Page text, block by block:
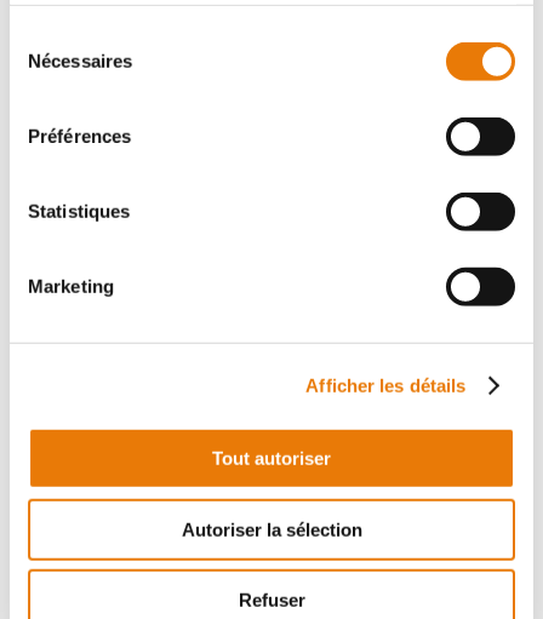
Nécessaires
Préférences
Statistiques
Marketing
Afficher les détails
Tout autoriser
Autoriser la sélection
Refuser
MÉRIGNAC HT/Mois
Consultimo vous propose un local professionnel à usage
de bureaux d'une surface utile de 78 m² + 12 m² de
quote part des parties communes. Ces bureaux se
Bureau
Location - 488 m²